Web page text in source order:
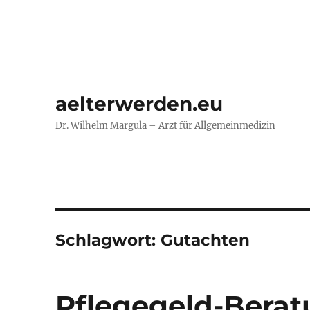
aelterwerden.eu
Dr. Wilhelm Margula – Arzt für Allgemeinmedizin
Schlagwort: Gutachten